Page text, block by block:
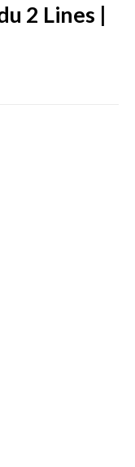
2 Lines |